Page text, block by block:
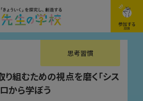
参加する
JOIN
思考習慣
組むための視点を磨く「シス
から学ぼう